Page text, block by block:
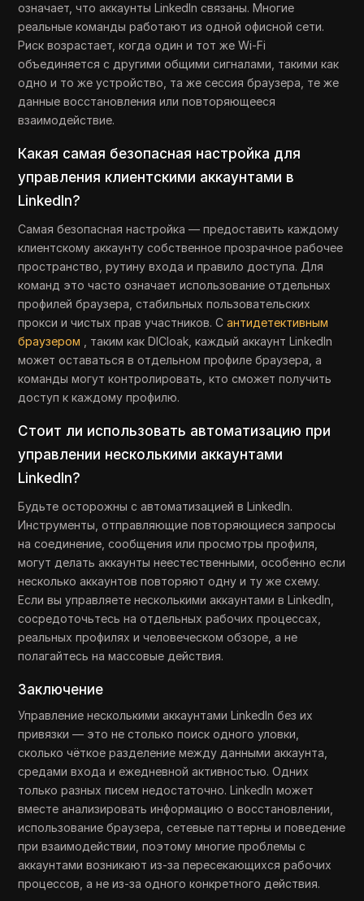
означает, что аккаунты LinkedIn связаны. Многие
реальные команды работают из одной офисной сети.
Риск возрастает, когда один и тот же Wi-Fi
объединяется с другими общими сигналами, такими как
одно и то же устройство, та же сессия браузера, те же
данные восстановления или повторяющееся
взаимодействие.
Какая самая безопасная настройка для
управления клиентскими аккаунтами в
LinkedIn?
Самая безопасная настройка — предоставить каждому
клиентскому аккаунту собственное прозрачное рабочее
пространство, рутину входа и правило доступа. Для
команд это часто означает использование отдельных
профилей браузера, стабильных пользовательских
прокси и чистых прав участников. Сантидетективным
браузером , таким как DICloak, каждый аккаунт LinkedIn
может оставаться в отдельном профиле браузера, а
команды могут контролировать, кто сможет получить
доступ к каждому профилю.
Стоит ли использовать автоматизацию при
управлении несколькими аккаунтами
LinkedIn?
Будьте осторожны с автоматизацией в LinkedIn.
Инструменты, отправляющие повторяющиеся запросы
на соединение, сообщения или просмотры профиля,
могут делать аккаунты неестественными, особенно если
несколько аккаунтов повторяют одну и ту же схему.
Если вы управляете несколькими аккаунтами в LinkedIn,
сосредоточьтесь на отдельных рабочих процессах,
реальных профилях и человеческом обзоре, а не
полагайтесь на массовые действия.
Заключение
Управление несколькими аккаунтами LinkedIn без их
привязки — это не столько поиск одного уловки,
сколько чёткое разделение между данными аккаунта,
средами входа и ежедневной активностью. Одних
только разных писем недостаточно. LinkedIn может
вместе анализировать информацию о восстановлении,
использование браузера, сетевые паттерны и поведение
при взаимодействии, поэтому многие проблемы с
аккаунтами возникают из-за пересекающихся рабочих
процессов, а не из-за одного конкретного действия.